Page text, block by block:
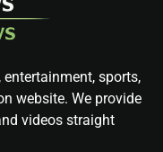
sports,
website. We provide
videos straight